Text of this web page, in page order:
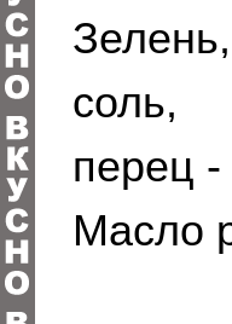
Зелень,
соль,
перец -
Масло